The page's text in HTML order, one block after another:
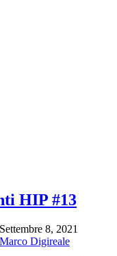
HIP #13
Settembre 8, 2021
Marco Digireale